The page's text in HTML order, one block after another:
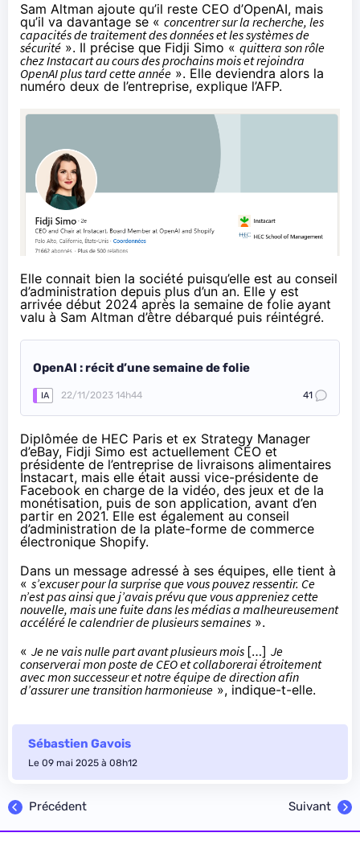
Sam Altman ajoute qu’il reste CEO d’OpenAI, mais
qu’il va davantage se « concentrer sur la recherche, les
capacités de traitement des données et les systèmes de
sécurité ». Il précise que Fidji Simo « quittera son rôle
chez Instacart au cours des prochains mois et rejoindra
OpenAI plus tard cette année ». Elle deviendra alors la
numéro deux de l’entreprise, explique l’AFP.
Elle connait bien la société puisqu’elle est au conseil
d’administration depuis plus d’un an. Elle y est
arrivée début 2024après la semaine de folie ayant
valu à Sam Altman d’être débarqué puis réintégré.
OpenAI : récit d’une semaine de folie
IA 22/11/2023 14h44 41
Diplômée de HEC Paris et ex Strategy Manager
d’eBay, Fidji Simo est actuellement CEO et
présidente de l’entreprise de livraisons alimentaires
Instacart, mais elle était aussi vice-présidente de
Facebook en charge de la vidéo, des jeux et de la
monétisation, puis de son application, avant d’en
partir en 2021. Elle est également au conseil
d’administration de la plate-forme de commerce
électronique Shopify.
Dans un message adressé à ses équipes, elle tient à
« s’excuser pour la surprise que vous pouvez ressentir. Ce
n’est pas ainsi que j’avais prévu que vous appreniez cette
nouvelle, mais une fuite dans les médias a malheureusement
accéléré le calendrier de plusieurs semaines ».
« Je ne vais nulle part avant plusieurs mois […] Je
conserverai mon poste de CEO et collaborerai étroitement
avec mon successeur et notre équipe de direction afin
d’assurer une transition harmonieuse », indique-t-elle.
Sébastien Gavois
Le 09 mai 2025 à 08h12
Précédent Suivant